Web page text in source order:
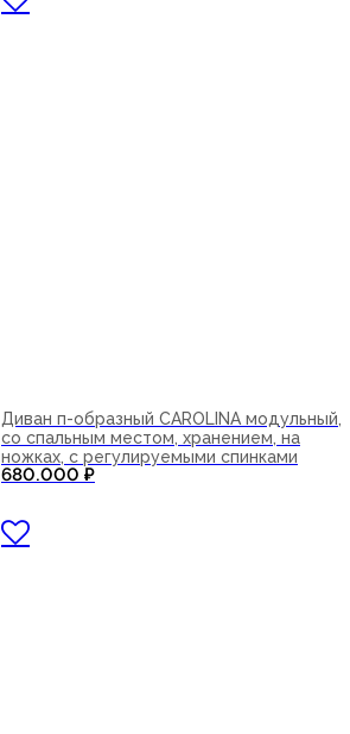
Диван п-образный CAROLINA модульный,
со спальным местом, хранением, на
ножках, с регулируемыми спинками
680.000 ₽